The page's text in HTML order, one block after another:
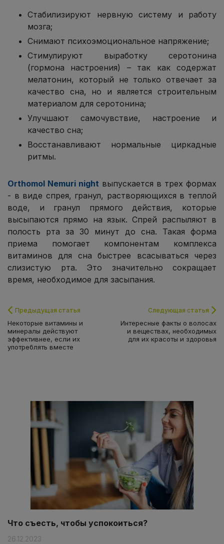
Что съесть, чтобы успокоиться?
26.12.2023
Стабилизируют нервную систему и работу
мозга;
Снимают психоэмоциональное напряжение;
Стимулируют выработку серотонина
(гормона настроения) – так как содержат
мелатонин, который не только отвечает за
качество сна, но и является строительным
материалом для серотонина;
Улучшают самочувствие, настроение и
качество сна;
Восстанавливают нормальные циркадные
ритмы.
Orthomol Nemuri night выпускается в трех формах
- в виде спрея, гранул, растворяющихся в теплой
воде, и гранул прямого действия, которые
высыпаются прямо на язык. Спрей распыляют в
полость рта за 30 минут до сна. Такая форма
приема помогает компонентам комплекса
витаминов для сна быстрее всасываться через
слизистую рта. Это значительно сокращает
время, необходимое для засыпания.
Предыдущая статья
Некоторые витамины и
минералы действуют
эффективнее, если их
употреблять вместе
Следующая статья
Интересные факты о волосах
и веществах, необходимых
для их красоты и здоровья